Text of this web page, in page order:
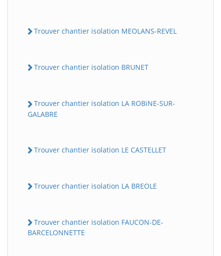
Trouver chantier isolation MEOLANS-REVEL
Trouver chantier isolation BRUNET
Trouver chantier isolation LA ROBiNE-SUR-
GALABRE
Trouver chantier isolation LE CASTELLET
Trouver chantier isolation LA BREOLE
Trouver chantier isolation FAUCON-DE-
BARCELONNETTE